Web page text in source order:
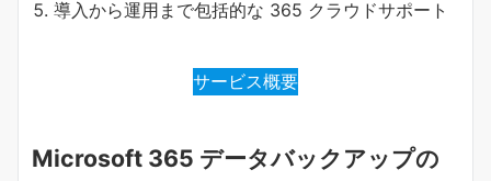
導入から運用まで包括的な 365 クラウドサポート
サービス概要
Microsoft 365 データバックアップの